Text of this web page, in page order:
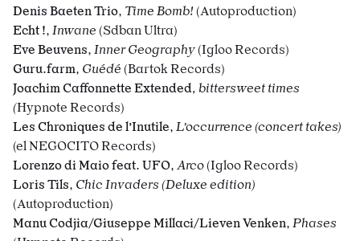
Denis Baeten Trio, Time Bomb! (Autoproduction)
Echt !, Inwane (Sdban Ultra)
Eve Beuvens, Inner Geography(Igloo Records)
Guru.farm, Guédé (Bartok Records)
Joachim Caffonnette Extended, bittersweet times
(Hypnote Records)
Les Chroniques de l’Inutile, L’occurrence (concert takes)
(el NEGOCITO Records)
Lorenzo di Maio feat. UFO, Arco(Igloo Records)
Loris Tils, Chic Invaders (Deluxe edition)
(Autoproduction)
Manu Codjia/Giuseppe Millaci/Lieven Venken, Phases